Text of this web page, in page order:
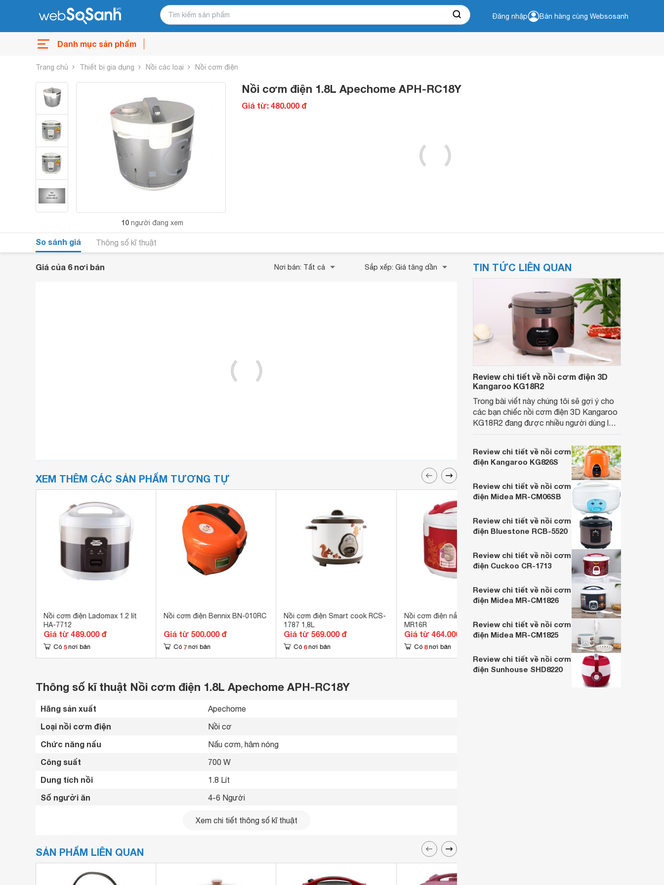
Đăng nhập Bán hàng cùng Websosanh
Danh mục sản phẩm
Trang chủ Thiết bị gia dụng Nồi các loại Nồi cơm điện
10 người đang xem
Nồi cơm điện 1.8L Apechome APH-RC18Y
Giá từ: 480.000 đ
So sánh giá Thông số kĩ thuật
Giá của 6 nơi bán Nơi bán: Tất cả Sắp xếp: Giá tăng dần
XEM THÊM CÁC SẢN PHẨM TƯƠNG TỰ
Nồi cơm điện Ladomax 1.2 lít
HA-7712
Giá từ 489.000 đ
Có 5 nơi bán
Nồi cơm điện Bennix BN-010RC
Giá từ 500.000 đ
Có 7 nơi bán
Nồi cơm điện Smart cook RCS-
1787 1,8L
Giá từ 569.000 đ
Có 6 nơi bán
Nồi cơm điện nắp gài Mutosi
MR16R
Giá từ 464.000 đ
Có 8 nơi bán
Nồi cơm Mutosi MR16 - 1.8 lít,
700W
Giá từ 450.000 đ
Thông số kĩ thuật Nồi cơm điện 1.8L Apechome APH-RC18Y
Hãng sản xuất Apechome
Loại nồi cơm điện Nồi cơ
Chức năng nấu Nấu cơm, hâm nóng
Công suất 700 W
Dung tích nồi 1.8 Lít
Số người ăn 4-6 Người
Hợp kim nhôm phủ chống dính
Màn hình hiển thị
Xem chi tiết thông số kĩ thuật
SẢN PHẨM LIÊN QUAN
TIN TỨC LIÊN QUAN
Review chi tiết về nồi cơm điện 3D
Kangaroo KG18R2
Trong bài viết này chúng tôi sẽ gợi ý cho
các bạn chiếc nồi cơm điện 3D Kangaroo
KG18R2 đang được nhiều người dùng lựa
Review chi tiết về nồi cơm
điện Kangaroo KG826S
Review chi tiết về nồi cơm
điện Midea MR-CM06SB
Review chi tiết về nồi cơm
điện Bluestone RCB-5520
Review chi tiết về nồi cơm
điện Cuckoo CR-1713
Review chi tiết về nồi cơm
điện Midea MR-CM1826
Review chi tiết về nồi cơm
điện Midea MR-CM1825
Review chi tiết về nồi cơm
điện Sunhouse SHD8220